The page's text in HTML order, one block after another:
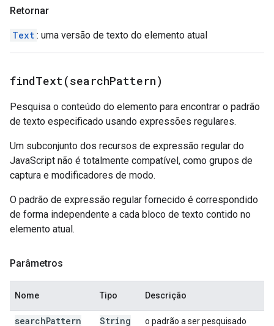
Retornar
Text : uma versão de texto do elemento atual
findText(searchPattern)
Pesquisa o conteúdo do elemento para encontrar o padrão
de texto especificado usando expressões regulares.
Um subconjunto dos recursos de expressão regular do
JavaScript não é totalmente compatível, como grupos de
captura e modificadores de modo.
O padrão de expressão regular fornecido é correspondido
de forma independente a cada bloco de texto contido no
elemento atual.
Parâmetros
Nome Tipo Descrição
searchPattern String o padrão a ser pesquisado